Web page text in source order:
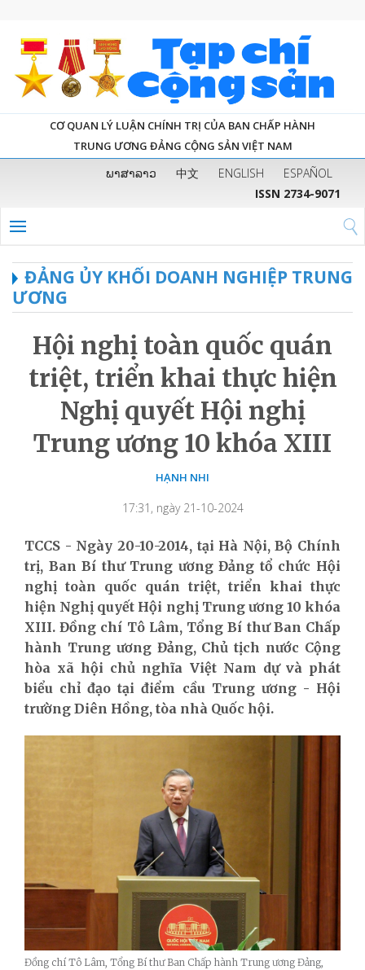
CƠ QUAN LÝ LUẬN CHÍNH TRỊ CỦA BAN CHẤP HÀNH
TRUNG ƯƠNG ĐẢNG CỘNG SẢN VIỆT NAM
ພາສາລາວ 中文 ENGLISH
ESPAÑOL
ISSN 2734-9071
ĐẢNG ỦY KHỐI DOANH NGHIỆP TRUNG
ƯƠNG
Hội nghị toàn quốc quán
triệt, triển khai thực hiện
Nghị quyết Hội nghị
Trung ương 10 khóa XIII
HẠNH NHI
17:31, ngày 21-10-2024
TCCS - Ngày 20-10-2014, tại Hà Nội, Bộ Chính
trị, Ban Bí thư Trung ương Đảng tổ chức Hội
nghị toàn quốc quán triệt, triển khai thực
hiện Nghị quyết Hội nghị Trung ương 10 khóa
XIII. Đồng chí Tô Lâm, Tổng Bí thư Ban Chấp
hành Trung ương Đảng, Chủ tịch nước Cộng
hòa xã hội chủ nghĩa Việt Nam dự và phát
biểu chỉ đạo tại điểm cầu Trung ương - Hội
trường Diên Hồng, tòa nhà Quốc hội.
Đồng chí Tô Lâm, Tổng Bí thư Ban Chấp hành Trung ương Đảng,